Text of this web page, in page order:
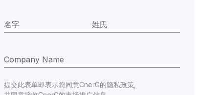
名字 姓氏
Company Name
提交此表单即表示您同意CnerG的隐私政策